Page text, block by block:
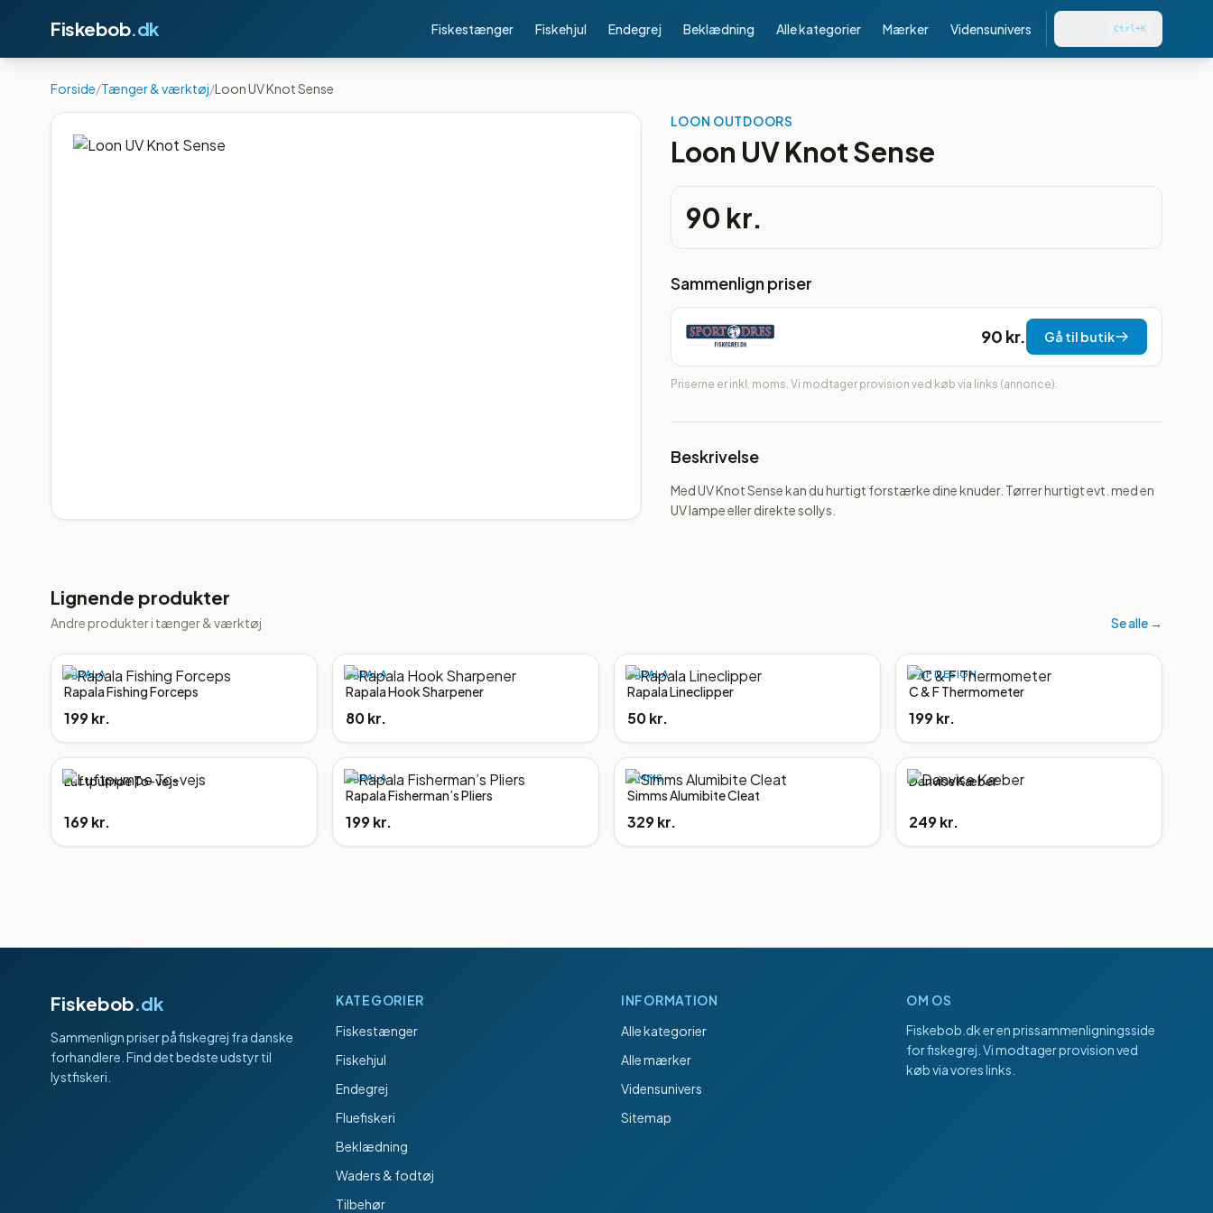
Fiskebob.dk Fiskestænger Fiskehjul Endegrej Beklædning Alle kategorier Mærker Vidensunivers Ctrl+K
Forside/Tænger & værktøj/Loon UV Knot Sense
LOON OUTDOORS
Loon UV Knot Sense
90 kr.
Sammenlign priser
90 kr. Gå til butik
Priserne er inkl. moms. Vi modtager provision ved køb via links (annonce).
Beskrivelse
Med UV Knot Sense kan du hurtigt forstærke dine knuder. Tørrer hurtigt evt. med en
UV lampe eller direkte sollys.
Lignende produkter
Andre produkter i tænger & værktøj Se alle →
RAPALA
Rapala Fishing Forceps
199 kr.
RAPALA
Rapala Hook Sharpener
80 kr.
RAPALA
Rapala Lineclipper
50 kr.
C&F DESIGN
C & F Thermometer
199 kr.
Luftpumpe To-vejs
169 kr.
RAPALA
Rapala Fisherman’s Pliers
199 kr.
SIMMS
Simms Alumibite Cleat
329 kr.
Danvise Kæber
249 kr.
Fiskebob.dk
Sammenlign priser på fiskegrej fra danske
forhandlere. Find det bedste udstyr til
lystfiskeri.
KATEGORIER
Fiskestænger
Fiskehjul
Endegrej
Fluefiskeri
Beklædning
Waders & fodtøj
Tilbehør
INFORMATION
Alle kategorier
Alle mærker
Vidensunivers
Sitemap
OM OS
Fiskebob.dker en prissammenligningsside
for fiskegrej. Vi modtager provision ved
køb via vores links.